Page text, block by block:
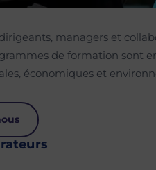
managers et
de formation sont
économiques et